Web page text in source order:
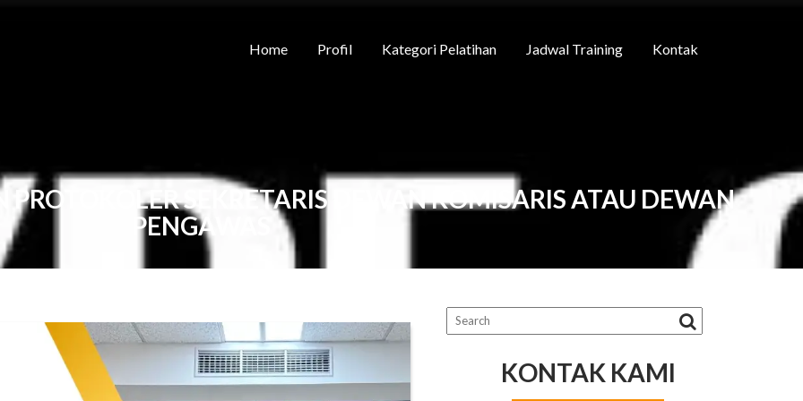
Home Profil Kategori Pelatihan Jadwal Training Kontak
PROTOKOLER SEKRETARIS DEWAN KOMISARIS ATAU DEWAN
PENGAWAS
KONTAK KAMI